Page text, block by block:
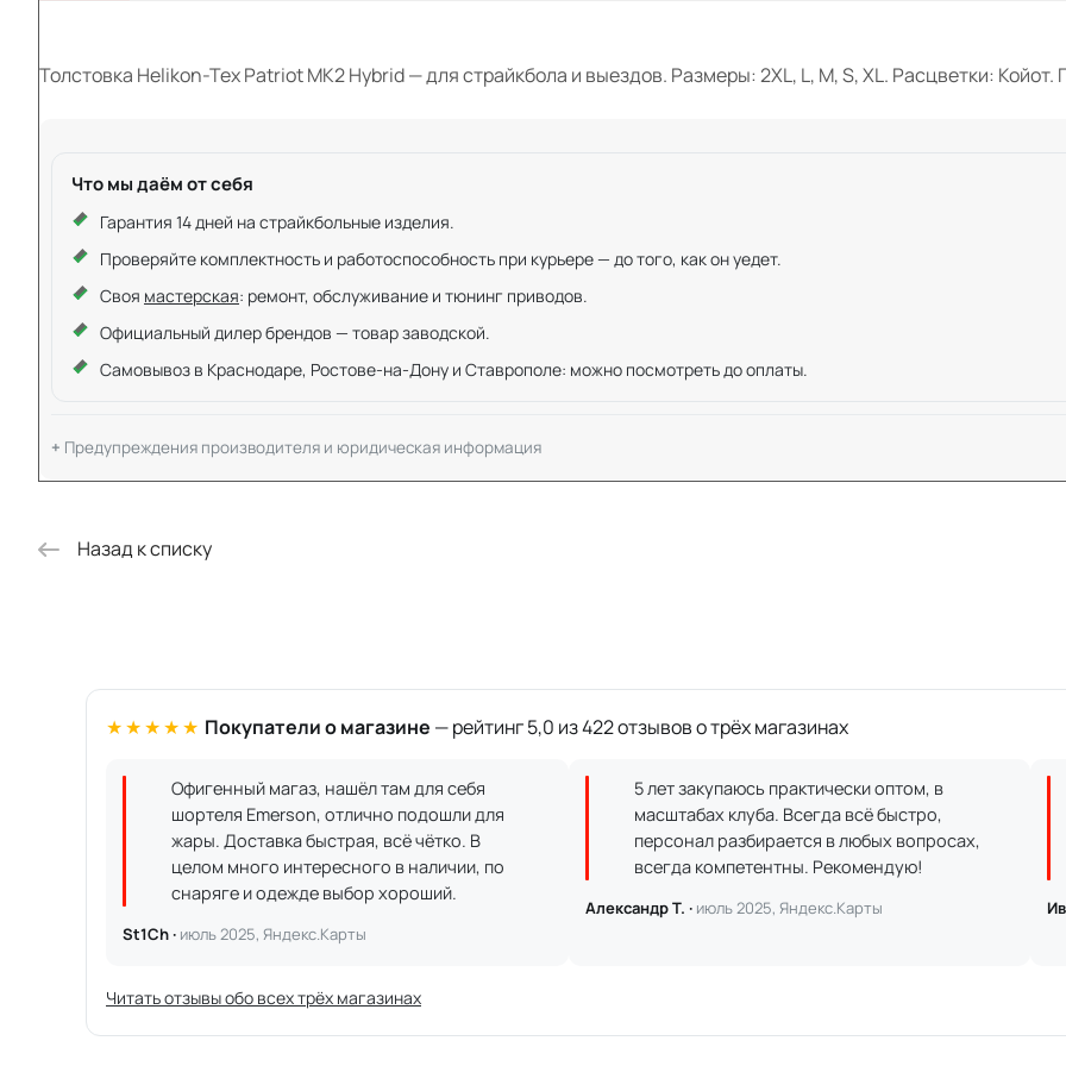
Толстовка Helikon-Tex Patriot MK2 Hybrid — для страйкбола и выездов. Размеры: 2XL, L, M, S, XL. Расцветки:
Что мы даём от себя
Гарантия 14 дней на страйкбольные изделия.
Проверяйте комплектность и работоспособность при курьере — до того, как он уедет.
Своя мастерская: ремонт, обслуживание и тюнинг приводов.
Официальный дилер брендов — товар заводской.
Самовывоз в Краснодаре, Ростове-на-Дону и Ставрополе: можно посмотреть до оплаты.
Предупреждения производителя и юридическая информация
Назад к списку
★★★★★ Покупатели о магазине — рейтинг 5,0 из 422 отзывов о трёх магазинах
Офигенный магаз, нашёл там для себя
шортеля Emerson, отлично подошли для
жары. Доставка быстрая, всё чётко. В
целом много интересного в наличии, по
снаряге и одежде выбор хороший.
St1Ch · июль 2025, Яндекс.Карты
5 лет закупаюсь практически оптом, в
масштабах клуба. Всегда всё быстро,
персонал разбирается в любых вопросах,
всегда компетентны. Рекомендую!
Александр Т. · июль 2025, Яндекс.Карты
Читать отзывы обо всех трёх магазинах